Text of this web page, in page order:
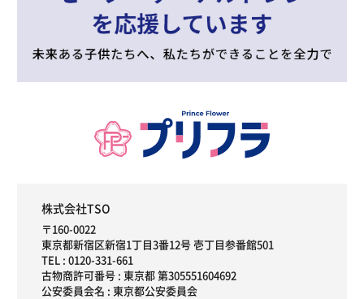
株式会社TSO
〒160-0022
東京都新宿区新宿1丁目3番12号 壱丁目参番館501
TEL : 0120-331-661
古物商許可番号 : 東京都 第305551604692
公安委員会名 : 東京都公安委員会